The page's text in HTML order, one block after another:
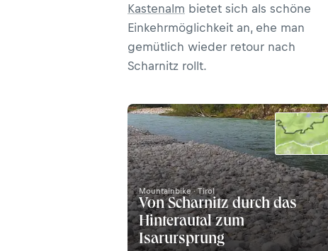
Kastenalm bietet sich als schöne
Einkehrmöglichkeit an, ehe man
gemütlich wieder retour nach
Scharnitz rollt.
Mountainbike · Tirol
Von Scharnitz durch das
Hinterautal zum
Isarursprung